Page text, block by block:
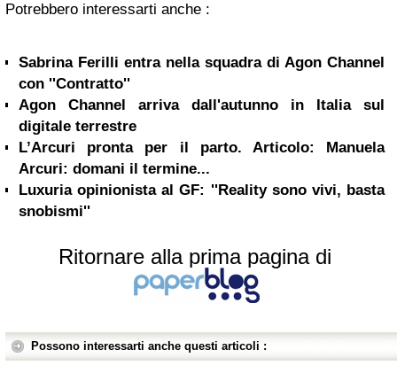
Potrebbero interessarti anche :
Sabrina Ferilli entra nella squadra di Agon Channel
con ''Contratto''
Agon Channel arriva dall'autunno in Italia sul
digitale terrestre
L’Arcuri pronta per il parto. Articolo: Manuela
Arcuri: domani il termine...
Luxuria opinionista al GF: ''Reality sono vivi, basta
snobismi''
Ritornare alla prima pagina di
Possono interessarti anche questi articoli :